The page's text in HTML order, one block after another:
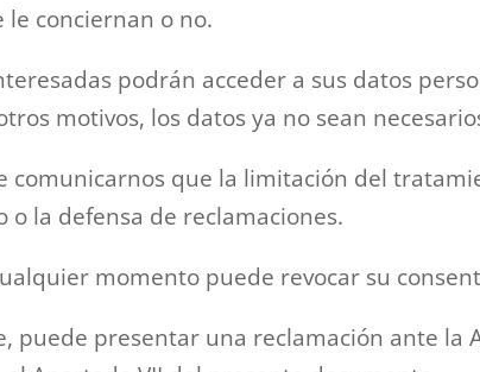
le conciernan o no.
podrán acceder a sus datos
motivos, los datos ya no sean
comunicarnos que la limitación del
o la defensa de reclamaciones.
momento puede revocar su
puede presentar una reclamación ante la